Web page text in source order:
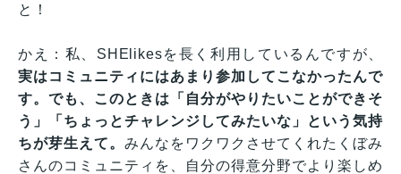
と！
かえ：私、SHElikesを長く利用しているんですが、
実はコミュニティにはあまり参加してこなかったんで
す。でも、このときは「自分がやりたいことができそ
う」「ちょっとチャレンジしてみたいな」という気持
ちが芽生えて。みんなをワクワクさせてくれたくぼみ
さんのコミュニティを、自分の得意分野でより楽しめ